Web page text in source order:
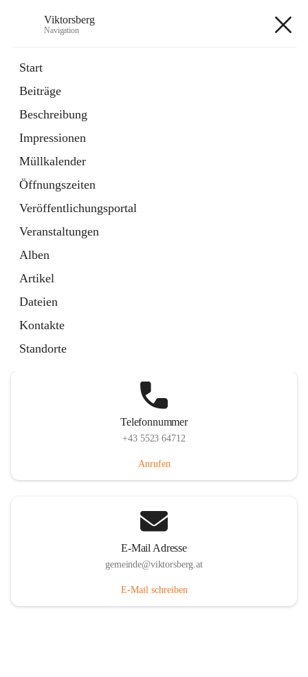
Viktorsberg
Navigation
Start
Beiträge
Beschreibung
Impressionen
Müllkalender
Öffnungszeiten
Veröffentlichungsportal
Veranstaltungen
Alben
Artikel
Dateien
Kontakte
Standorte
1 Schnellzugriff
Bürgerservice
10 Schnellzugriffe
Telefonnummer
+43 5523 64712
Anrufen
E-Mail Adresse
gemeinde@viktorsberg.at
E-Mail schreiben